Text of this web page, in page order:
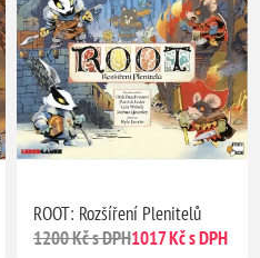
ROOT: Rozšíření Plenitelů
1200 Kč s DPH1017 Kč s DPH